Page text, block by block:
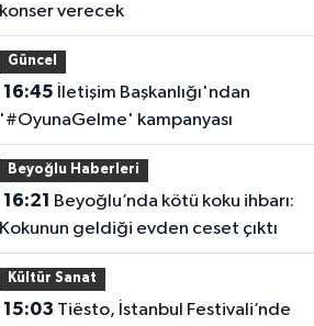
konser verecek
Güncel
16:45
'#OyunaGelme' kampanyası
Beyoğlu Haberleri
16:21
Kokunun geldiği evden ceset çıktı
Kültür Sanat
15:03